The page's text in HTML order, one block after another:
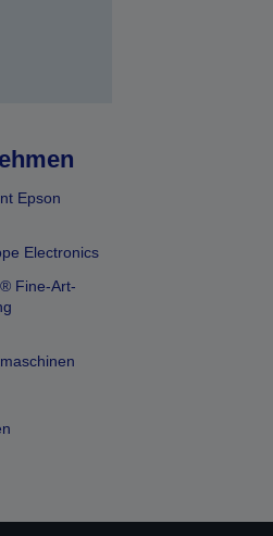
Epson
Electronics
Fine-Art-